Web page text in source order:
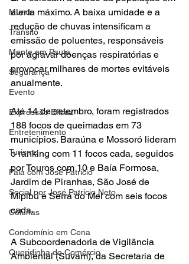
Mundo
Trânsito
Mente em Pauta
Segurança
Evento
Expressão Eficaz
Entretenimento
Turismo
Fala com José Patrício
Social por José Patrício Neto
Colunas
Condomínio em Cena
Queridinha do Comércio
alerta máximo. A baixa umidade e a
redução de chuvas intensificam a
emissão de poluentes, responsáveis
por agravar doenças respiratórias e
provocar milhares de mortes evitáveis
anualmente.
Até 14 de setembro, foram registrados
188 focos de queimadas em 73
municípios. Baraúna e Mossoró lideram
o ranking com 11 focos cada, seguidos
por Touros com 10 e Baía Formosa,
Jardim de Piranhas, São José de
Mipibu e Serra do Mel com seis focos
cada.
A Subcoordenadoria de Vigilância
Ambiental (Suvam), da Secretaria de